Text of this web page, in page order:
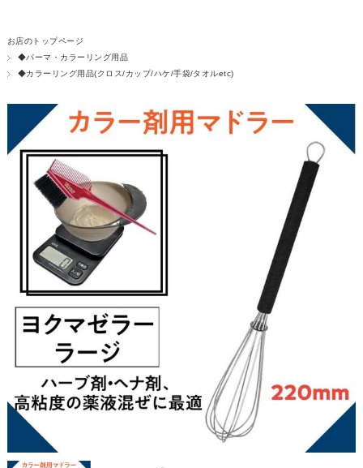
お店のトップページ
◆パーマ・カラーリング用品
◆カラーリング用品(クロス/カップ/ハケ/手袋/タオルetc)